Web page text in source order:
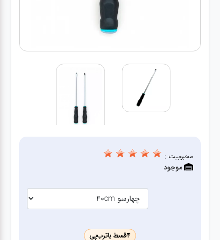
مته
بکس
محبوبیت :
موجود
4قسط باترب‌پی